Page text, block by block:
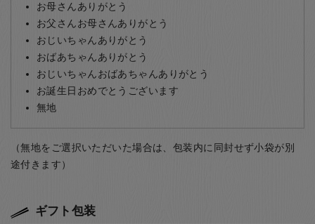
お母さんありがとう
お父さんお母さんありがとう
おじいちゃんありがとう
おばあちゃんありがとう
おじいちゃんおばあちゃんありがとう
お誕生日おめでとうございます
無地
（無地をご選択いただいた場合は、包装内に同封せず小袋が別
途付きます）
ギフト包装